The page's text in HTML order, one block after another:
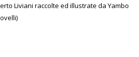
Liviani raccolte ed illustrate da Yambo